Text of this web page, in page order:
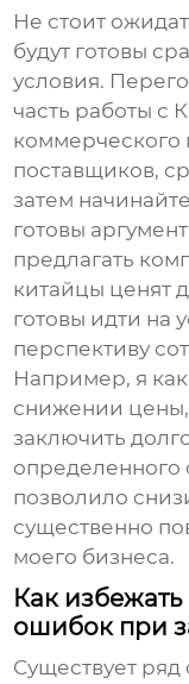
Не стоит
будут готовы
условия.
часть работы с
коммерческого
поставщиков,
затем
готовы
предлагать
китайцы ценят
готовы идти на
перспективу
Например, я
снижении
заключить
определенного
позволило
существенно
моего бизнеса.
Как
ошибок при
Существует